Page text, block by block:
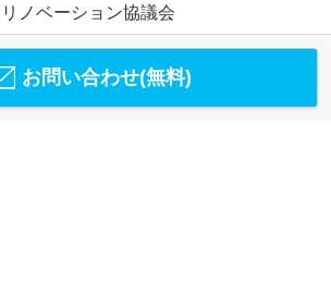
リノベーション協議会
お問い合わせ(無料)